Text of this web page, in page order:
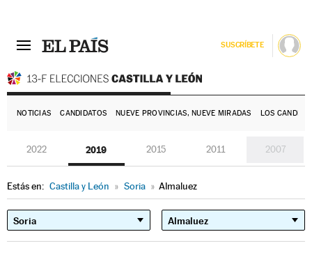
SUSCRÍBETE
NOTICIAS CANDIDATOS NUEVE PROVINCIAS, NUEVE MIRADAS LOS
2022 2019 2015 2011 2007
Estás en: Castilla y León » Soria » Almaluez